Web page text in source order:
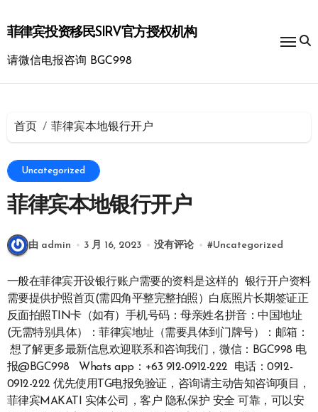
到
内
菲律宾投资移民SIRV官方授权机构
请微信电报咨询 BGC998
首页 菲律宾本地银行开户
Uncategorized
菲律宾本地银行开户
由 admin 3 月 16, 2023 没有评论 #Uncategorized
一般在菲律宾开设银行账户需要的资料是这样的 银行开户资料
需要提供护照首页(需四角平整完整拍照）白底照片长期签证正
反面拍照TIN卡（如有）手机号码：母亲姓名拼音：中国地址
(无需特别具体）：菲律宾地址（需要具体到门牌号）：邮箱：
想了解更多最新信息欢迎联系和咨询我们，微信：BGC998 电
报@BGC998 Whats app：+63 912-0912-222 电话：0912-
0912-222 优先使用TG电报免验证，咨询请主动告知咨询项目，
菲律宾MAKATI 实体公司，客户 隐私保护 安全 可靠，可以安